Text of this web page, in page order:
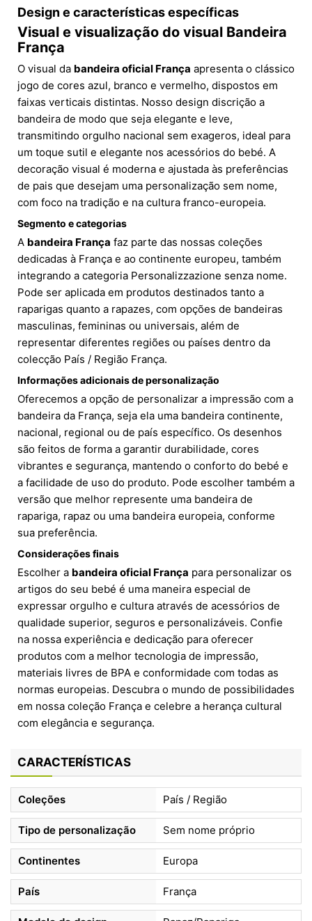
Design e características específicas
Visual e visualização do visual Bandeira
França
O visual da bandeira oficial França apresenta o clássico
jogo de cores azul, branco e vermelho, dispostos em
faixas verticais distintas. Nosso design discrição a
bandeira de modo que seja elegante e leve,
transmitindo orgulho nacional sem exageros, ideal para
um toque sutil e elegante nos acessórios do bebé. A
decoração visual é moderna e ajustada às preferências
de pais que desejam uma personalização sem nome,
com foco na tradição e na cultura franco-europeia.
Segmento e categorias
A bandeira França faz parte das nossas coleções
dedicadas à França e ao continente europeu, também
integrando a categoria Personalizzazione senza nome.
Pode ser aplicada em produtos destinados tanto a
raparigas quanto a rapazes, com opções de bandeiras
masculinas, femininas ou universais, além de
representar diferentes regiões ou países dentro da
colecção País / Região França.
Informações adicionais de personalização
Oferecemos a opção de personalizar a impressão com a
bandeira da França, seja ela uma bandeira continente,
nacional, regional ou de país específico. Os desenhos
são feitos de forma a garantir durabilidade, cores
vibrantes e segurança, mantendo o conforto do bebé e
a facilidade de uso do produto. Pode escolher também a
versão que melhor represente uma bandeira de
rapariga, rapaz ou uma bandeira europeia, conforme
sua preferência.
Considerações finais
Escolher a bandeira oficial França para personalizar os
artigos do seu bebé é uma maneira especial de
expressar orgulho e cultura através de acessórios de
qualidade superior, seguros e personalizáveis. Confie
na nossa experiência e dedicação para oferecer
produtos com a melhor tecnologia de impressão,
materiais livres de BPA e conformidade com todas as
normas europeias. Descubra o mundo de possibilidades
em nossa coleção França e celebre a herança cultural
com elegância e segurança.
CARACTERÍSTICAS
Coleções País / Região
Tipo de personalização Sem nome próprio
Continentes Europa
País França